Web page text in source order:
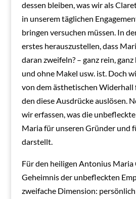
dessen bleiben, was wir als
in unserem täglichen
bringen versuchen müssen. In
erstes herauszustellen, dass
daran zweifeln? – ganz rein, ganz
und ohne Makel usw. ist. Doch
von dem ästhetischen Widerhall
den diese Ausdrücke auslösen.
wir erfassen, was die
Maria für unseren Gründer und
darstellt.
Für den heiligen Antonius Maria
Geheimnis der unbefleckten
zweifache Dimension: